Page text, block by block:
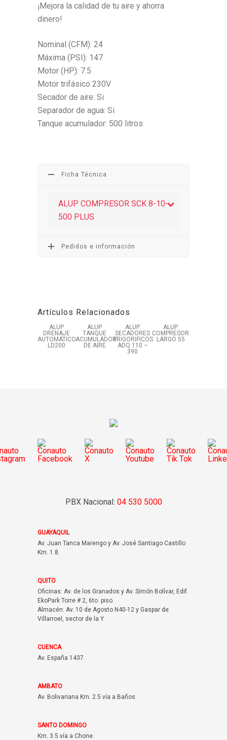
¡Mejora la calidad de tu aire y ahorra
dinero!
Nominal (CFM): 24
Máxima (PSI): 147
Motor (HP): 7.5
Motor trifásico 230V
Secador de aire: Si
Separador de agua: Si
Tanque acumulador: 500 litros
Ficha Técnica
ALUP COMPRESOR SCK 8-10-
500 PLUS
Pedidos e información
Artículos Relacionados
ALUP
DRENAJE
AUTOMÁTICO
LD200
ALUP
TANQUE
ACUMULADOR
DE AIRE
ALUP
SECADORES
FRIGORIFICOS
ADQ 110 –
390
ALUP
COMPRESOR
LARGO 55
PBX Nacional: 04 530 5000
GUAYAQUIL
Av. Juan Tanca Marengo y Av. José Santiago Castillo
Km. 1.8.
QUITO
Oficinas: Av. de los Granados y Av. Simón Bolívar, Edif.
EkoPark Torre # 2, 6to. piso.
Almacén: Av. 10 de Agosto N40-12 y Gaspar de
Villarroel, sector de la Y.
CUENCA
Av. España 1437.
AMBATO
Av. Bolivariana Km. 2.5 vía a Baños.
SANTO DOMINGO
Km. 3.5 vía a Chone.